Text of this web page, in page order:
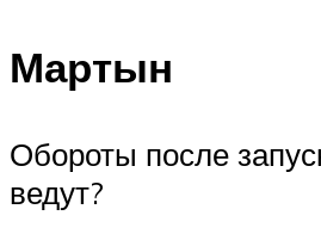
Мартын
Обороты после
ведут?